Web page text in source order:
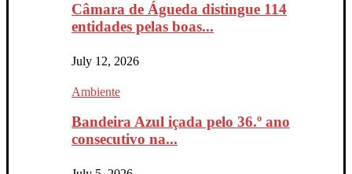
Câmara de Águeda distingue 114
entidades pelas boas...
July 12, 2026
Ambiente
Bandeira Azul içada pelo 36.º ano
consecutivo na...